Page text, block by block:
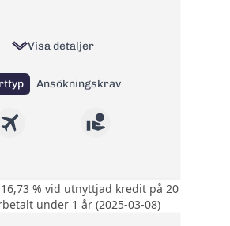
Visa detaljer
Ansökningskrav
Rabatterad
valutakurs på 1 %
% vid utnyttjad kredit på 20
under 1 år (2025-03-08)